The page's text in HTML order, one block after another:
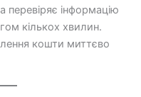
перевіряє інформацію
кількох хвилин.
кошти миттєво